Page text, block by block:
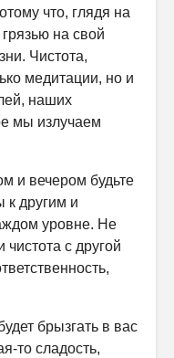
что, глядя на
на свой
Чистота,
медитации, но и
наших
мы излучаем
и вечером будьте
к другим и
уровне. Не
с другой
брызгать в вас
то сладость,